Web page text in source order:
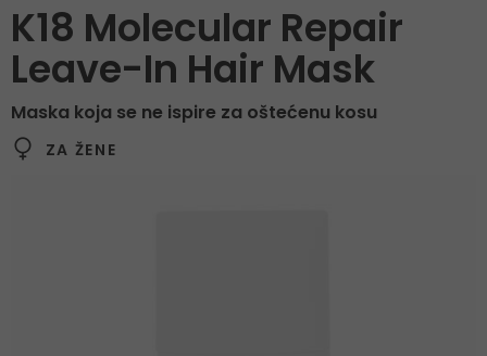
K18 Molecular Repair
Leave-In Hair Mask
Maska koja se ne ispire za oštećenu kosu
ZA ŽENE